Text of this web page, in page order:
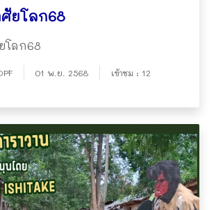
ยโลก68
โลก68
01 พ.ย. 2568 เข้าชม : 12